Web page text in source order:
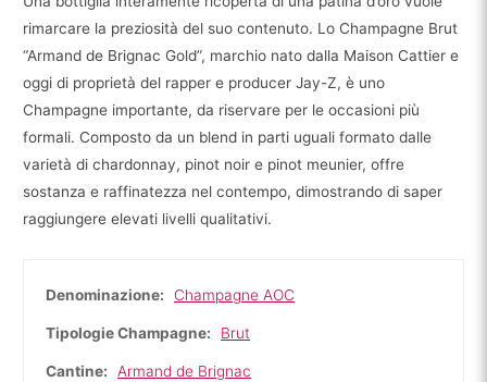
quantità
rimarcare la preziosità del suo contenuto. Lo Champagne Brut
“Armand de Brignac Gold”, marchio nato dalla Maison Cattier e
oggi di proprietà del rapper e producer Jay-Z, è uno
Champagne importante, da riservare per le occasioni più
formali. Composto da un blend in parti uguali formato dalle
varietà di chardonnay, pinot noir e pinot meunier, offre
sostanza e raffinatezza nel contempo, dimostrando di saper
raggiungere elevati livelli qualitativi.
Denominazione: Champagne AOC
Tipologie Champagne: Brut
Cantine: Armand de Brignac